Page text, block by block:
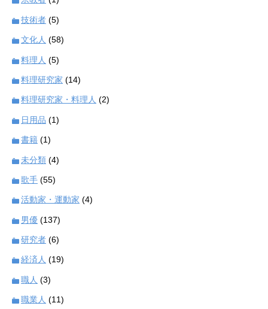
技術者 (5)
文化人 (58)
料理人 (5)
料理研究家 (14)
料理研究家・料理人 (2)
日用品 (1)
書籍 (1)
未分類 (4)
歌手 (55)
活動家・運動家 (4)
男優 (137)
研究者 (6)
経済人 (19)
職人 (3)
職業人 (11)